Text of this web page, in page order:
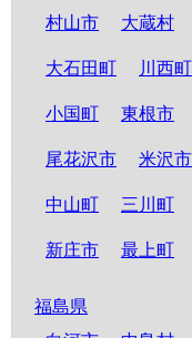
村山市 大蔵村
大石田町 川西町
小国町 東根市
尾花沢市 米沢市
中山町 三川町
新庄市 最上町
福島県